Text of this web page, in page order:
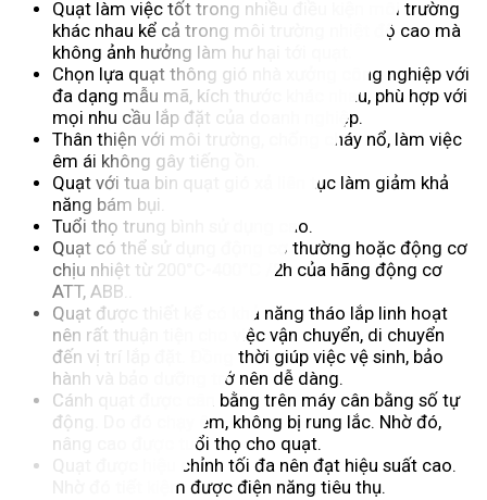
Quạt làm việc tốt trong nhiều điều kiện môi trường
khác nhau kể cả trong môi trường nhiệt độ cao mà
không ảnh hưởng làm hư hại tới quạt.
Chọn lựa quạt thông gió nhà xưởng công nghiệp với
đa dạng mẫu mã, kích thước khác nhau, phù hợp với
mọi nhu cầu lắp đặt của doanh nghiệp.
Thân thiện với môi trường, chống cháy nổ, làm việc
êm ái không gây tiếng ồn.
Quạt với tua bin quạt gió xả liên tục làm giảm khả
năng bám bụi.
Tuổi thọ trung bình sử dụng cao.
Quạt có thể sử dụng động cơ thường hoặc động cơ
chịu nhiệt từ 200°C-400°C /2h của hãng động cơ
ATT, ABB..
Quạt được thiết kế có khả năng tháo lắp linh hoạt
nên rất thuận tiện cho việc vận chuyển, di chuyển
đến vị trí lắp đặt. Đồng thời giúp việc vệ sinh, bảo
hành và bảo dưỡng trở nên dễ dàng.
Cánh quạt được cân bằng trên máy cân bằng số tự
động. Do đó chạy êm, không bị rung lắc. Nhờ đó,
nâng cao được tuổi thọ cho quạt.
Quạt được hiệu chỉnh tối đa nên đạt hiệu suất cao.
Nhờ đó tiết kiệm được điện năng tiêu thụ.